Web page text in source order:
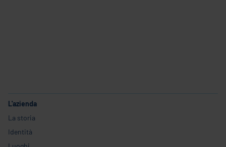
L'azienda
La storia
Identità